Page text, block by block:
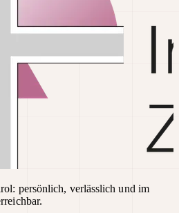
persönlich, verlässlich und im